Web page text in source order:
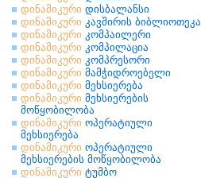
დინამიკური დისბალანსი
დინამიკური კავშირის ბიბლიოთეკა
დინამიკური კომპაილერი
დინამიკური კომპილაცია
დინამიკური კომპრესორი
დინამიკური მამჭიდროებელი
დინამიკური მეხსიერება
დინამიკური მეხსიერების
მოწყობილობა
დინამიკური ოპერატიული
მეხსიერება
დინამიკური ოპერატიული
მეხსიერების მოწყობილობა
დინამიკური ტუმბო